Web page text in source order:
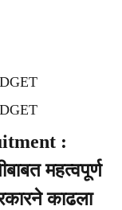
:
महत्वपूर्ण
काढला